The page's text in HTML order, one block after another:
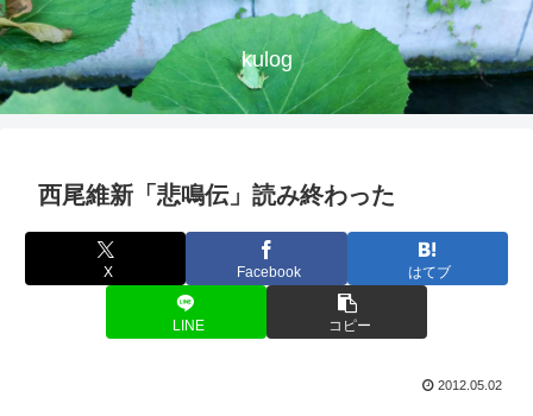
kulog
西尾維新「悲鳴伝」読み終わった
X Facebook はてブ
LINE コピー
2012.05.02